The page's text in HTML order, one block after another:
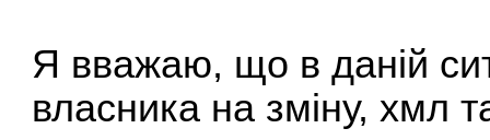
Я вважаю, що в даній
власника на зміну, хмл